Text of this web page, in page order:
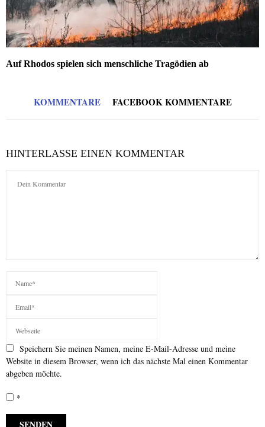
Auf Rhodos spielen sich menschliche Tragödien ab
KOMMENTARE FACEBOOK KOMMENTARE
HINTERLASSE EINEN KOMMENTAR
Speichern Sie meinen Namen, meine E-Mail-Adresse und meine
Website in diesem Browser, wenn ich das nächste Mal einen Kommentar
abgeben möchte.
*